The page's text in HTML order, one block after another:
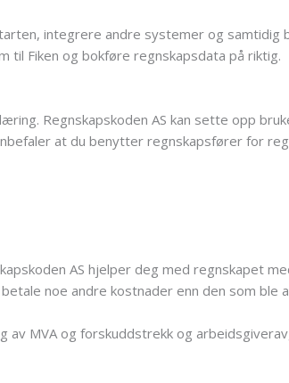
integrere andre systemer og samtidig
til Fiken og bokføre regnskapsdata på riktig.
Regnskapskoden AS kan sette opp
at du benytter regnskapsfører for
AS hjelper deg med regnskapet
noe andre kostnader enn den som ble
av MVA og forskuddstrekk og